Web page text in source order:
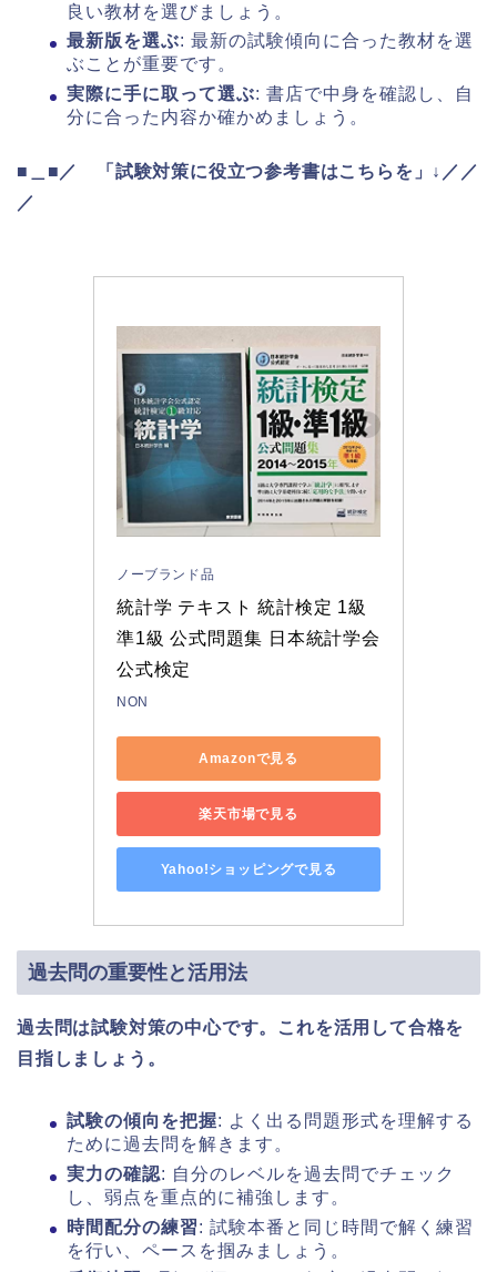
良い教材を選びましょう。
最新版を選ぶ: 最新の試験傾向に合った教材を選
ぶことが重要です。
実際に手に取って選ぶ: 書店で中身を確認し、自
分に合った内容か確かめましょう。
■＿■／
「試験対策に役立つ参考書はこちらを」↓／／
／
ノーブランド品
統計学 テキスト 統計検定 1級
準1級 公式問題集 日本統計学会
公式検定
NON
Amazonで見る
楽天市場で見る
Yahoo!ショッピングで見る
過去問の重要性と活用法
過去問は試験対策の中心です。これを活用して合格を
目指しましょう。
試験の傾向を把握: よく出る問題形式を理解する
ために過去問を解きます。
実力の確認: 自分のレベルを過去問でチェック
し、弱点を重点的に補強します。
時間配分の練習: 試験本番と同じ時間で解く練習
を行い、ペースを掴みましょう。